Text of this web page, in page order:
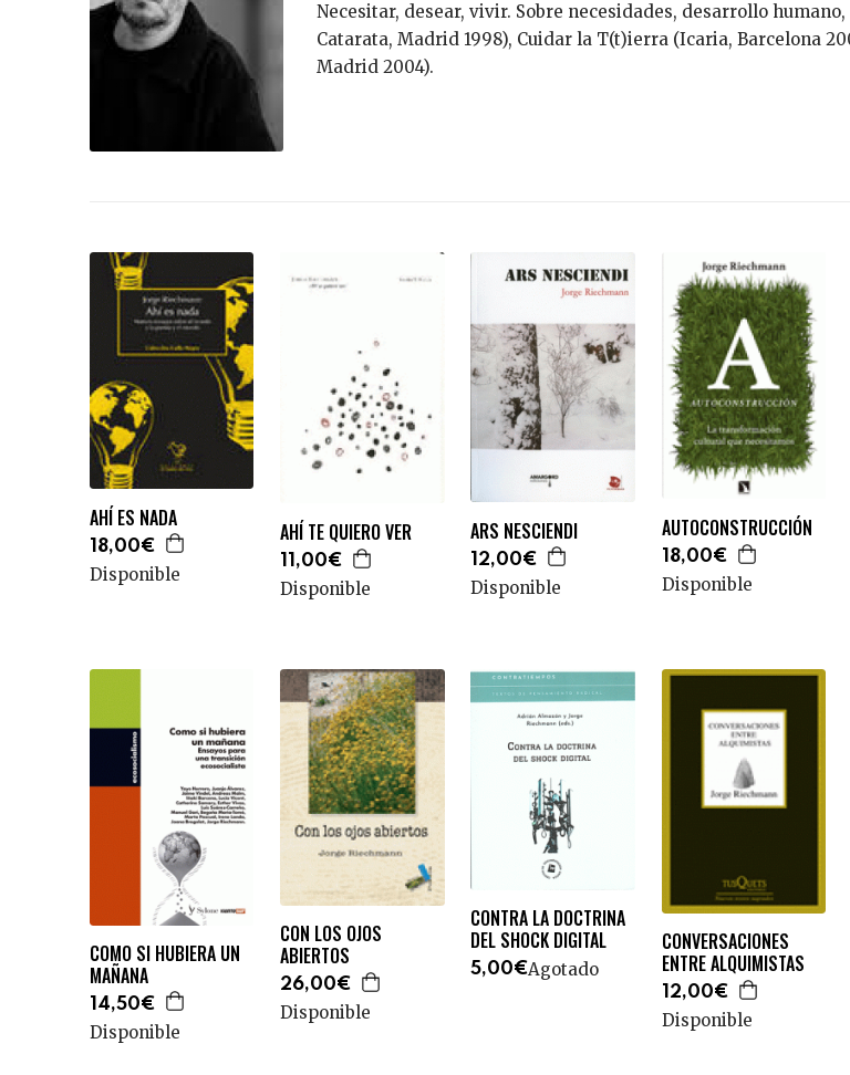
Necesitar, desear, vivir. Sobre necesidades, desarrollo
Catarata, Madrid 1998), Cuidar la T(t)ierra (Icaria, Barcelona
Madrid 2004).
AHÍ ES NADA
18,00€
Disponible
AHÍ TE QUIERO VER
11,00€
Disponible
ARS NESCIENDI
12,00€
Disponible
AUTOCONSTRUCCIÓN
18,00€
Disponible
COMO SI HUBIERA UN
MAÑANA
14,50€
Disponible
CON LOS OJOS
ABIERTOS
26,00€
Disponible
CONTRA LA DOCTRINA
DEL SHOCK DIGITAL
5,00€Agotado
CONVERSACIONES
ENTRE ALQUIMISTAS
12,00€
Disponible